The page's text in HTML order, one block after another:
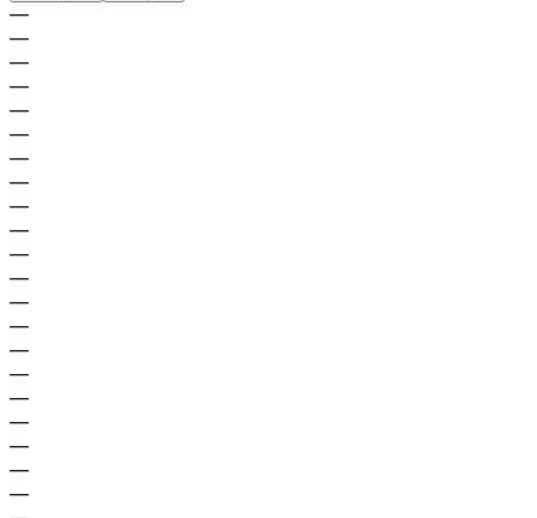
—
—
—
—
—
—
—
—
—
—
—
—
—
—
—
—
—
—
—
—
—